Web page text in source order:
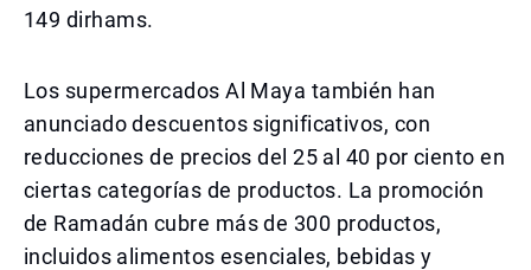
149 dirhams.
Los supermercados Al Maya también han
anunciado descuentos significativos, con
reducciones de precios del 25 al 40 por ciento en
ciertas categorías de productos. La promoción
de Ramadán cubre más de 300 productos,
incluidos alimentos esenciales, bebidas y